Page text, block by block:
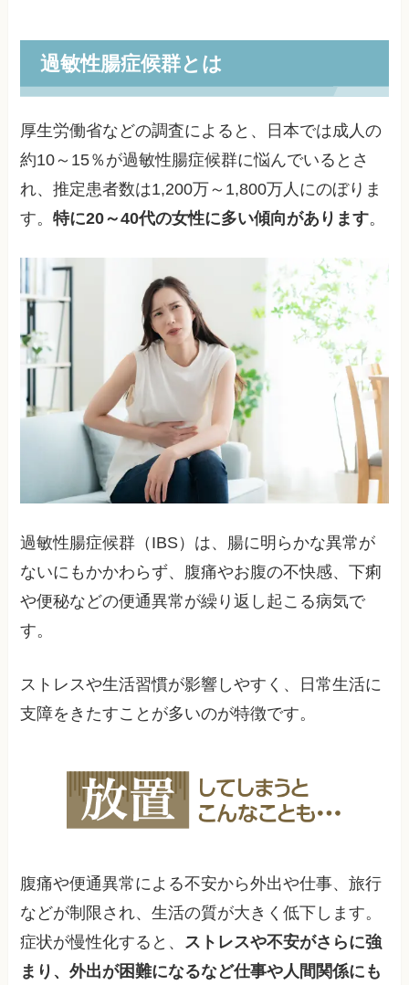
過敏性腸症候群とは
厚生労働省などの調査によると、日本では成人の
約10～15％が過敏性腸症候群に悩んでいるとさ
れ、推定患者数は1,200万～1,800万人にのぼりま
す。特に20～40代の女性に多い傾向があります。
過敏性腸症候群（IBS）は、腸に明らかな異常が
ないにもかかわらず、腹痛やお腹の不快感、下痢
や便秘などの便通異常が繰り返し起こる病気で
す。
ストレスや生活習慣が影響しやすく、日常生活に
支障をきたすことが多いのが特徴です。
腹痛や便通異常による不安から外出や仕事、旅行
などが制限され、生活の質が大きく低下します。
症状が慢性化すると、 ストレスや不安がさらに強
まり、外出が困難になるなど仕事や人間関係にも